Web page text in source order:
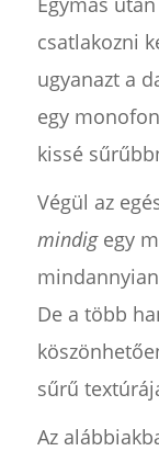
csatlakozni
ugyanazt a
egy
kissé
Végül az
mindigegy
De a több
sűrű
Az